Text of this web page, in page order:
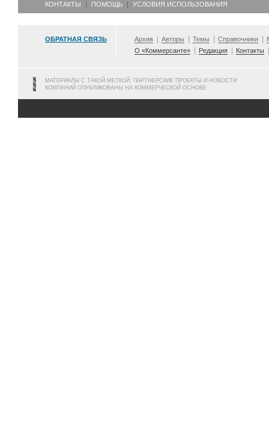
КОНТАКТЫ ПОМОЩЬ УСЛОВИЯ ИСПОЛЬЗОВАНИЯ
ОБРАТНАЯ СВЯЗЬ Архив Авторы Темы Справочники
О «Коммерсанте»
Редакция Контакты
МАТЕРИАЛЫ С ТАКОЙ МЕТКОЙ, ПАРТНЕРСКИЕ ПРОЕКТЫ И НОВОСТИ
КОМПАНИЙ ОПУБЛИКОВАНЫ НА КОММЕРЧЕСКОЙ ОСНОВЕ